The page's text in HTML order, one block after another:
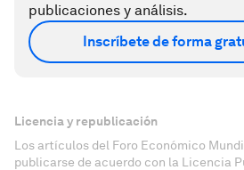
publicaciones y análisis.
Inscríbete de forma
Licencia y republicación
Los artículos del Foro Económico
publicarse de acuerdo con la Licencia